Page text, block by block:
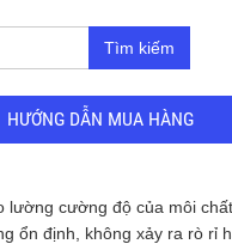
Tìm kiếm
HƯỚNG DẪN MUA HÀNG
cường độ của môi
ổn định, không xảy ra rò